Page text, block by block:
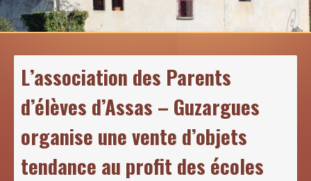
L’association des Parents
d’élèves d’Assas – Guzargues
organise une vente d’objets
tendance au profit des écoles